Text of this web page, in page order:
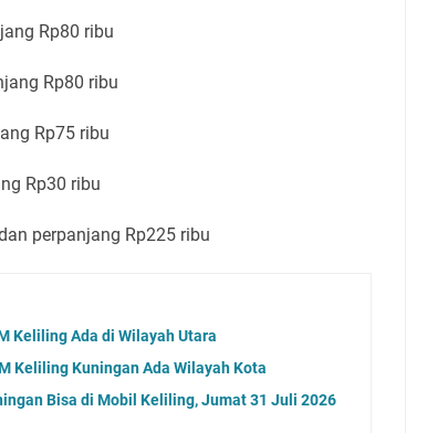
Rp80 ribu
Rp80 ribu
Rp75 ribu
Rp30 ribu
perpanjang Rp225 ribu
Keliling Ada di Wilayah Utara
Keliling Kuningan Ada Wilayah Kota
Bisa di Mobil Keliling, Jumat 31 Juli 2026